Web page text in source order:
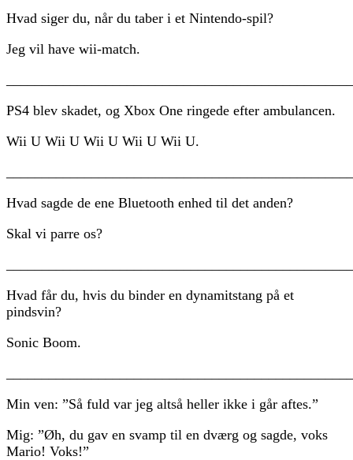
Hvad siger du, når du taber i et Nintendo-spil?
Jeg vil have wii-match.
PS4 blev skadet, og Xbox One ringede efter ambulancen.
Wii U Wii U Wii U Wii U Wii U.
Hvad sagde de ene Bluetooth enhed til det anden?
Skal vi parre os?
Hvad får du, hvis du binder en dynamitstang på et
pindsvin?
Sonic Boom.
Min ven: ”Så fuld var jeg altså heller ikke i går aftes.”
Mig: ”Øh, du gav en svamp til en dværg og sagde, voks
Mario! Voks!”